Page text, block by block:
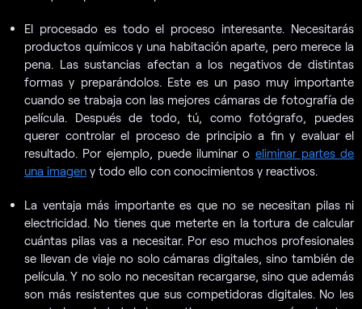
El procesado es todo el proceso interesante. Necesitarás
productos químicos y una habitación aparte, pero merece la
pena. Las sustancias afectan a los negativos de distintas
formas y preparándolos. Este es un paso muy importante
cuando se trabaja con las mejores cámaras de fotografía de
película. Después de todo, tú, como fotógrafo, puedes
querer controlar el proceso de principio a fin y evaluar el
resultado. Por ejemplo, puede iluminar o eliminar partes de
una imagen y todo ello con conocimientos y reactivos.
La ventaja más importante es que no se necesitan pilas ni
electricidad. No tienes que meterte en la tortura de calcular
cuántas pilas vas a necesitar. Por eso muchos profesionales
se llevan de viaje no solo cámaras digitales, sino también de
película. Y no solo no necesitan recargarse, sino que además
son más resistentes que sus competidoras digitales. No les